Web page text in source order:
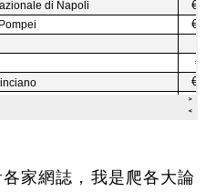
家網誌，我是爬各大論